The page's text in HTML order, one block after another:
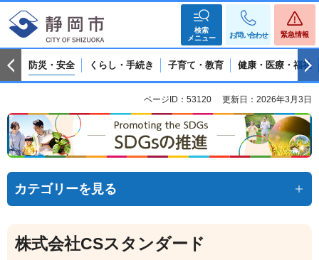
検索
メニュー
お問い合わせ 緊急情報
防災・安全 くらし・手続き 子育て・教育 健康・医療・福祉
ページID：53120 更新日：2026年3月3日
カテゴリーを見る
株式会社CSスタンダード